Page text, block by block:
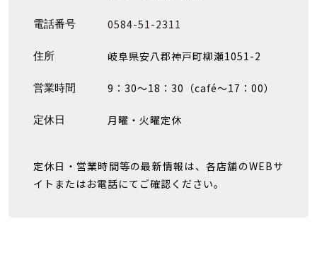
電話番号 0584-51-2311
住所 岐阜県安八郡神戸町柳瀬1051-2
営業時間 9：30〜18：30（café〜17：00）
定休日 月曜・火曜定休
定休日・営業時間等の最新情報は、各店舗のWEBサ
イトまたはお電話にてご確認ください。